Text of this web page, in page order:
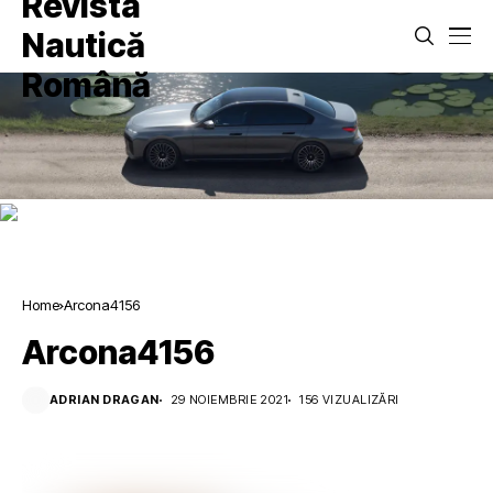
Home Arcona4156
Arcona4156
ADRIAN DRAGAN 29 NOIEMBRIE 2021 156 VIZUALIZĂRI